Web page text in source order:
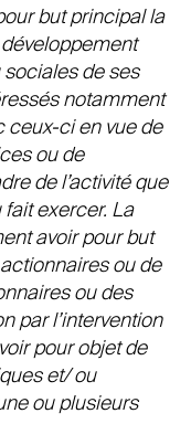
but principal la
de ses
notamment
ceux-ci en vue de
ou de
de l’activité que
exercer. La
avoir pour but
ou de
ou des
par l’intervention
pour objet de
et/ou
ou plusieurs